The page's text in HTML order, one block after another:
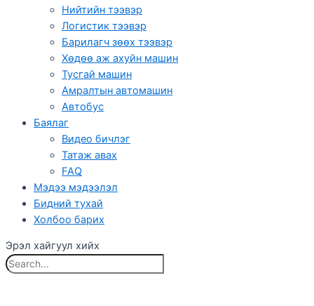
Нийтийн тээвэр
Логистик тээвэр
Барилагч зөөх тээвэр
Хөдөө аж ахуйн машин
Тусгай машин
Амралтын автомашин
Автобус
Баялаг
Видео бичлэг
Татаж авах
FAQ
Мэдээ мэдээлэл
Бидний тухай
Холбоо барих
Эрэл хайгуул хийх